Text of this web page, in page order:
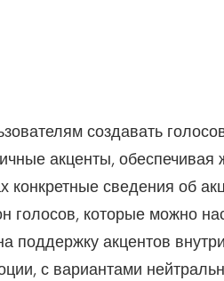
создавать
акценты,
конкретные сведения об
голосов, которые можно
поддержку акцентов
с вариантами